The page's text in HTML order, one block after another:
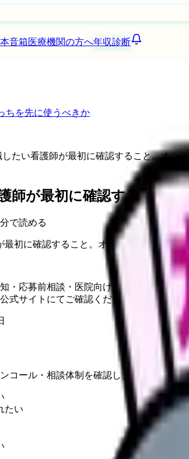
本音箱医療機関の方へ年収診断
ちを先に使うべきか
たい看護師が最初に確認すること。オン
師が最初に確認すること
分で読める
・応募前相談・医院向けサービスへの問
式サイトにてご確認ください。
コール・相談体制を確認しましょう。
たい